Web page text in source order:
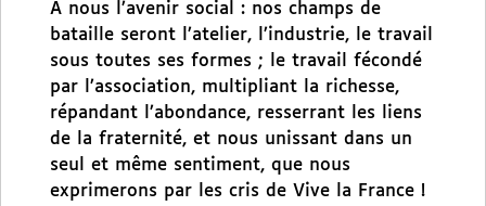
A nous l’avenir social : nos champs de
bataille seront l’atelier, l’industrie, le travail
sous toutes ses formes ; le travail fécondé
par l’association, multipliant la richesse,
répandant l’abondance, resserrant les liens
de la fraternité, et nous unissant dans un
seul et même sentiment, que nous
exprimerons par les cris de Vive la France !